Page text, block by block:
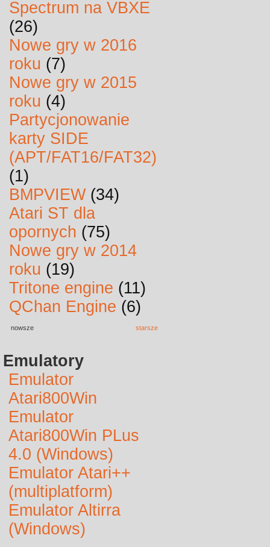
Spectrum na VBXE
(26)
Nowe gry w 2016
roku (7)
Nowe gry w 2015
roku (4)
Partycjonowanie
karty SIDE
(APT/FAT16/FAT32)
(1)
BMPVIEW(34)
Atari ST dla
opornych (75)
Nowe gry w 2014
roku (19)
Tritone engine (11)
QChan Engine (6)
nowsze starsze
Emulatory
Emulator
Atari800Win
Emulator
Atari800Win PLus
4.0 (Windows)
Emulator Atari++
(multiplatform)
Emulator Altirra
(Windows)